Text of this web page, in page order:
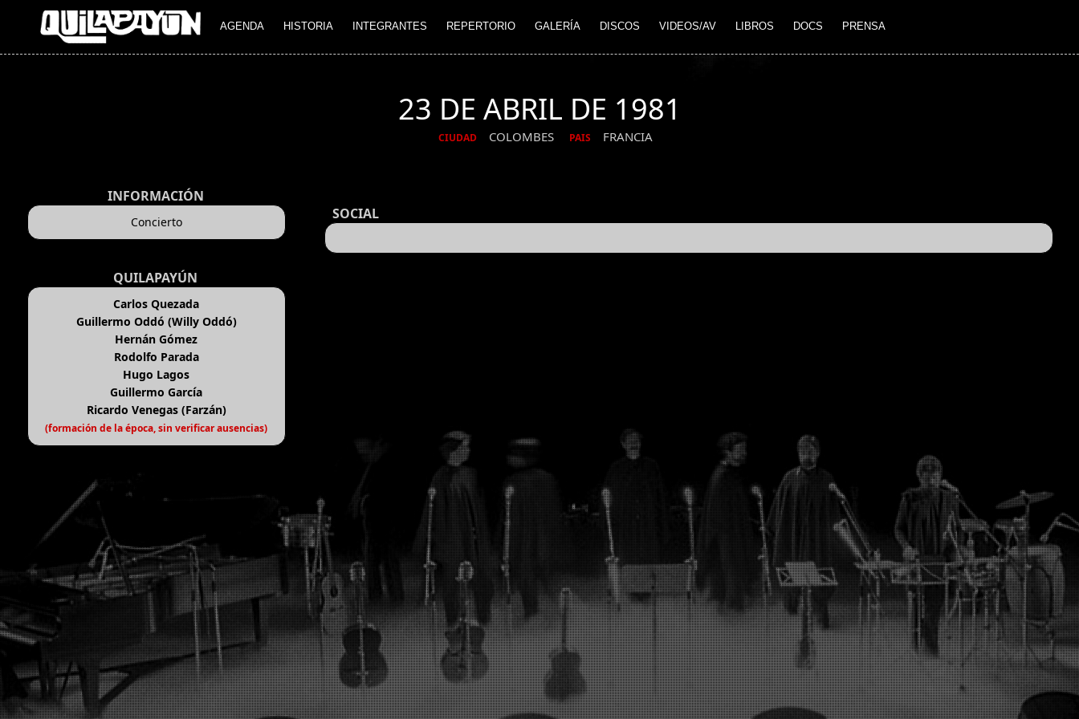
AGENDA HISTORIA INTEGRANTES REPERTORIO GALERÍA DISCOS VIDEOS/AV LIBROS DOCS PRENSA
23 DE ABRIL DE 1981
CIUDAD COLOMBES PAIS FRANCIA
INFORMACIÓN
Concierto
QUILAPAYÚN
Carlos Quezada
Guillermo Oddó (Willy Oddó)
Hernán Gómez
Rodolfo Parada
Hugo Lagos
Guillermo García
Ricardo Venegas (Farzán)
(formación de la época, sin verificar ausencias)
SOCIAL